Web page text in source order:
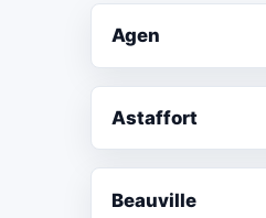
Agen
Astaffort
Beauville